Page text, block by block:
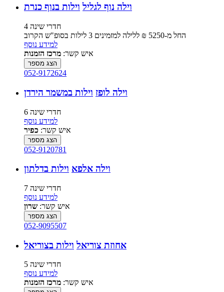
וילה נוף לגליל וילות בנוף כנרת
4 חדרי שינה
החל מ-‏5250 ₪ ללילה למזמינים 3 לילות בסופ"ש הקרוב
למידע נוסף
איש קשר: מרכז הזמנות
הצג מספר
052-9172624
וילה לופז וילות במשמר הירדן
6 חדרי שינה
למידע נוסף
איש קשר: כפיר
הצג מספר
052-9120781
וילה אלפא וילות בדלתון
7 חדרי שינה
למידע נוסף
איש קשר: שרון
הצג מספר
052-9095507
אחוזת צוריאל וילות בצוריאל
5 חדרי שינה
למידע נוסף
איש קשר: מרכז הזמנות